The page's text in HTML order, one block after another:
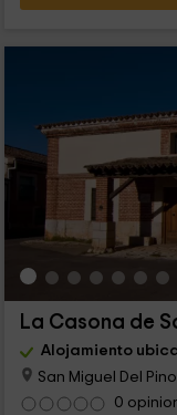
La Casona de
Alojamiento
San Miguel Del
0